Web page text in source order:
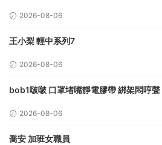
2026-08-06
王小梨 輕中系列7
2026-08-06
bob1啵啵 口罩堵嘴靜電膠帶 綁架悶哼聲
2026-08-06
喬安 加班女職員